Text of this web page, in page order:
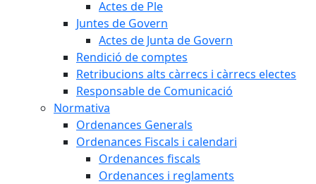
Actes de Ple
Juntes de Govern
Actes de Junta de Govern
Rendició de comptes
Retribucions alts càrrecs i càrrecs electes
Responsable de Comunicació
Normativa
Ordenances Generals
Ordenances Fiscals i calendari
Ordenances fiscals
Ordenances i reglaments